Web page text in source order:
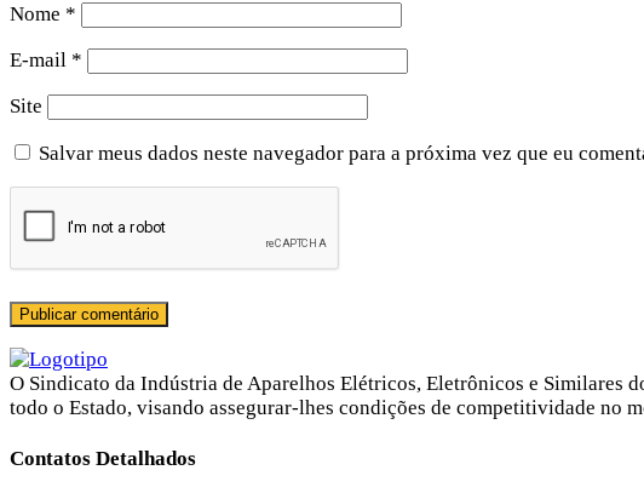
Nome *
E-mail *
Site
Salvar meus dados neste navegador para a próxima vez que eu
O Sindicato da Indústria de Aparelhos Elétricos, Eletrônicos e Similares
todo o Estado, visando assegurar-lhes condições de competitividade no
Contatos Detalhados